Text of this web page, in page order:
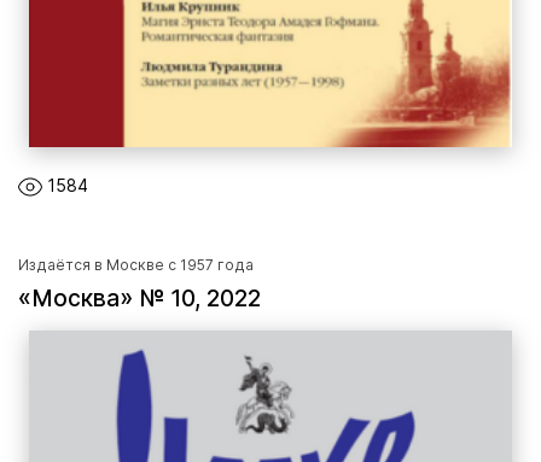
1584
Издаётся в Москве с 1957 года
«Москва» № 10, 2022